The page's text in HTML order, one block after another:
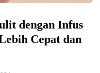
dengan Infus
Cepat dan